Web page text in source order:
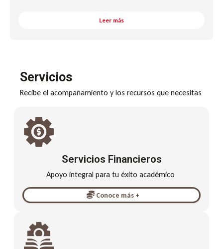
Leer más
Servicios
Recibe el acompañamiento y los recursos que necesitas
Servicios Financieros
Apoyo integral para tu éxito académico
Conoce más +